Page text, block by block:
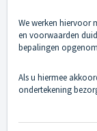
We werken hiervoor
en voorwaarden
bepalingen
Als u hiermee
ondertekening